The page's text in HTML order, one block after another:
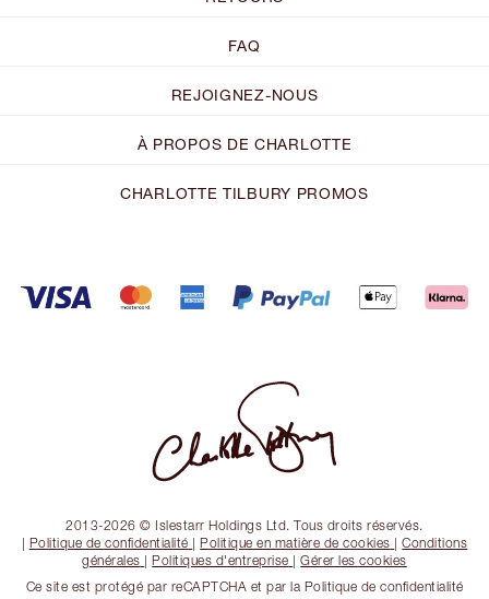
FAQ
REJOIGNEZ-NOUS
À PROPOS DE CHARLOTTE
CHARLOTTE TILBURY PROMOS
2013-2026 © Islestarr Holdings Ltd. Tous droits réservés.
| Politique de confidentialité |Politique en matière de cookies |Conditions
générales |Politiques d'entreprise |Gérer les cookies
Ce site est protégé par reCAPTCHA et par la Politique de confidentialité